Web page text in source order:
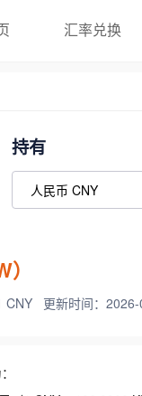
汇率兑换
持有
CNY 更新时间：